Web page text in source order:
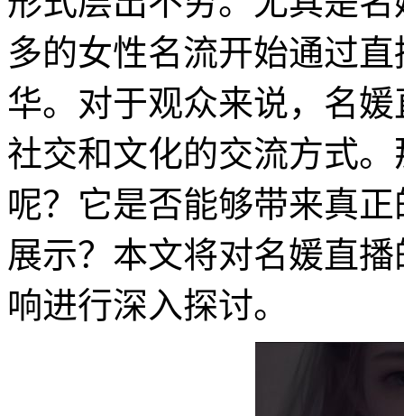
多的女性名流开始通过
华。对于观众来说，名
社交和文化的交流方式
呢？它是否能够带来真
展示？本文将对名媛直
响进行深入探讨。